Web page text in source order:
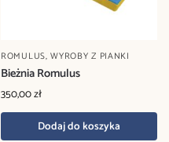
ROMULUS,WYROBY Z PIANKI
Bieżnia Romulus
350,00zł
Dodaj do koszyka